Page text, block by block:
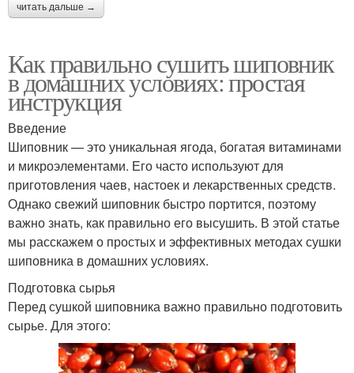
читать дальше →
Как правильно сушить шиповник
в домашних условиях: простая
инструкция
Введение
Шиповник — это уникальная ягода, богатая витаминами
и микроэлементами. Его часто используют для
приготовления чаев, настоек и лекарственных средств.
Однако свежий шиповник быстро портится, поэтому
важно знать, как правильно его высушить. В этой статье
мы расскажем о простых и эффективных методах сушки
шиповника в домашних условиях.
Подготовка сырья
Перед сушкой шиповника важно правильно подготовить
сырье. Для этого: